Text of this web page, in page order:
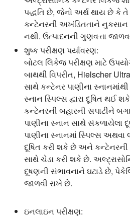
પદ્ધતિ છે, જેનો અર્થ થાય છે કે તે
કન્ટેનરની અખંડિતતાને
નથી. ઉત્પાદનની ગુણવત્તા
શુષ્ક પરીક્ષણ પર્યાવરણ:
બોટલ લિકેજ પરીક્ષણ માટે
બાથથી વિપરીત, Hielscher
સાથે કન્ટેનર પાણીના
સ્નાન સ્પિલ્સ દ્વારા દૂષિત થઈ
કન્ટેનરની બહારની સપાટીને
પાણીના સ્નાન સાથે સંકળાયેલા
પાણીના સ્નાનમાં સ્પિલ્સ અથવા
દૂષિત કરી શકે છે અને કન્ટેનરની
સાથે ચેડા કરી શકે છે.
દૂષણની સંભાવનાને ઘટાડે છે,
જાળવી રાખે છે.
ઇનલાઇન પરીક્ષણ: